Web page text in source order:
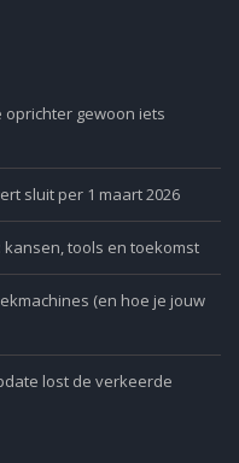
gewoon iets
sluit per 1 maart 2026
kansen, tools en toekomst
(en hoe je jouw
lost de verkeerde